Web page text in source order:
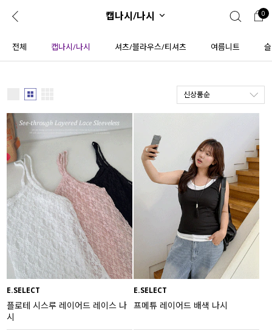
로그인 0
ENG
JP
회원혜택 입
CATEGORY
도착보장⚡
인플루언서 pick!
신상 5%
베스트
MADE
세트할인 ~30%
하객룩
ALL
익스클루시브
니트
블라우스
캡나시/나시 0
전체 캡나시/나시 셔츠/블라우스/티셔츠 여름니트
신상품순
E.SELECT
플로테 시스루 레이어드 레이스 나
시
E.SELECT
프메튜 레이어드 배색 나시